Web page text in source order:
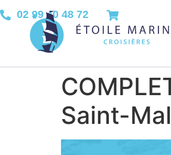
02 99 40 48 72
Saint-